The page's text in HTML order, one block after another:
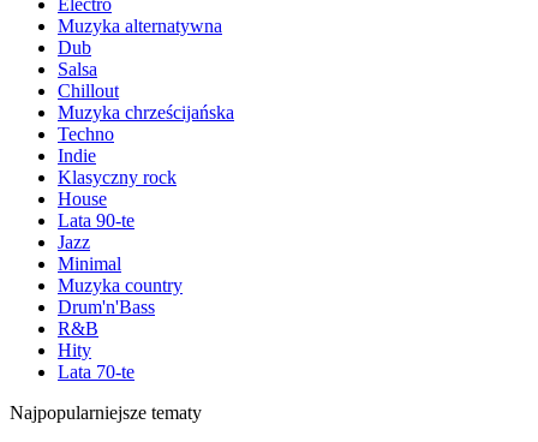
Electro
Muzyka alternatywna
Dub
Salsa
Chillout
Muzyka chrześcijańska
Techno
Indie
Klasyczny rock
House
Lata 90-te
Jazz
Minimal
Muzyka country
Drum'n'Bass
R&B
Hity
Lata 70-te
Najpopularniejsze tematy